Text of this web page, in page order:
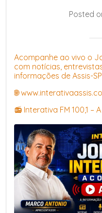
Posted
Acompanhe ao vivo o
com notícias,
informações de Assis-
🌐
📻 Interativa FM 100,1 –